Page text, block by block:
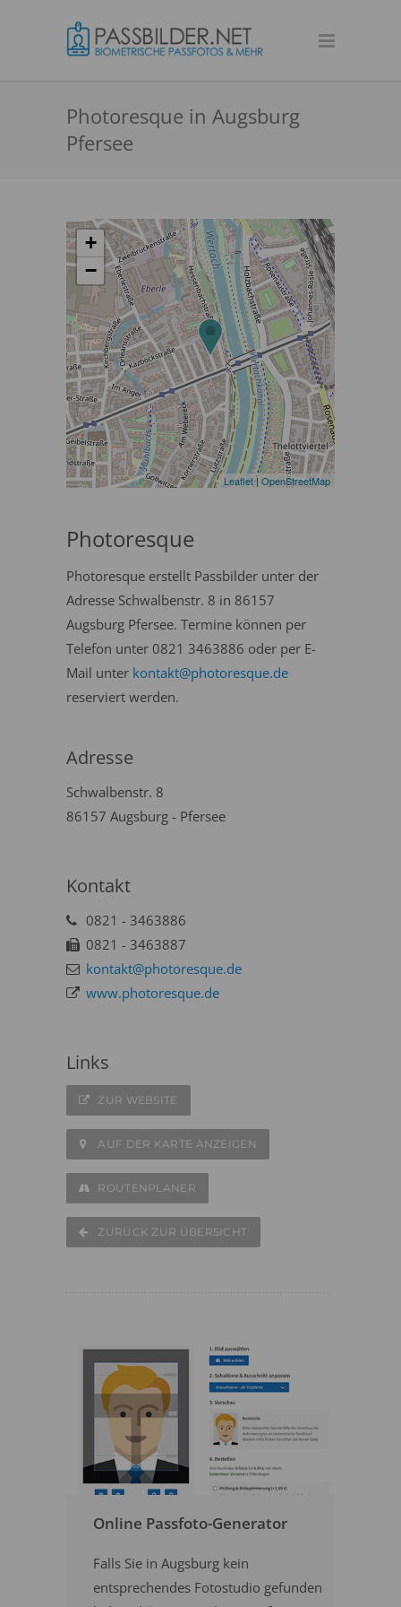
Photoresque in Augsburg
Pfersee
+
−
Leaflet| OpenStreetMap
Photoresque
Photoresque erstellt Passbilder unter der
Adresse Schwalbenstr. 8 in 86157
Augsburg Pfersee. Termine können per
Telefon unter 0821 3463886 oder per E-
Mail unter kontakt@photoresque.de
reserviert werden.
Adresse
Schwalbenstr. 8
86157 Augsburg - Pfersee
Kontakt
0821 - 3463886
0821 - 3463887
kontakt@photoresque.de
www.photoresque.de
Links
ZUR WEBSITE
AUF DER KARTE ANZEIGEN
ROUTENPLANER
ZURÜCK ZUR ÜBERSICHT
Online Passfoto-Generator
Falls Sie in Augsburg kein
entsprechendes Fotostudio gefunden